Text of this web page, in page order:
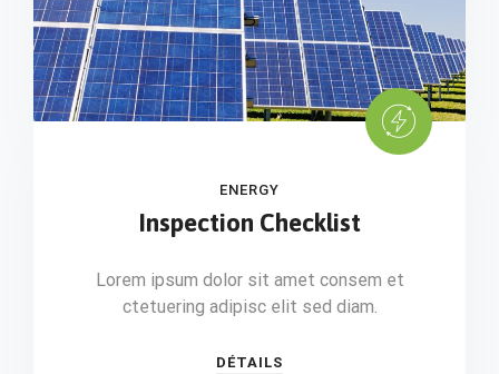
ENERGY
Inspection Checklist
Lorem ipsum dolor sit amet consem et
ctetuering adipisc elit sed diam.
DÉTAILS